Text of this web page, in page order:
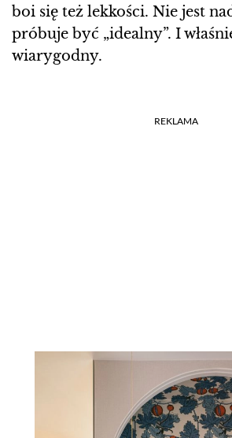
boi się też lekkości. Nie jest
próbuje być „idealny”. I
wiarygodny.
REKLAMA